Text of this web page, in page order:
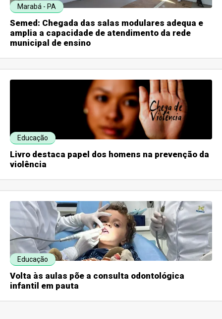
Marabá - PA
Semed: Chegada das salas modulares adequa e
amplia a capacidade de atendimento da rede
municipal de ensino
Educação
Livro destaca papel dos homens na prevenção da
violência
Educação
Volta às aulas põe a consulta odontológica
infantil em pauta